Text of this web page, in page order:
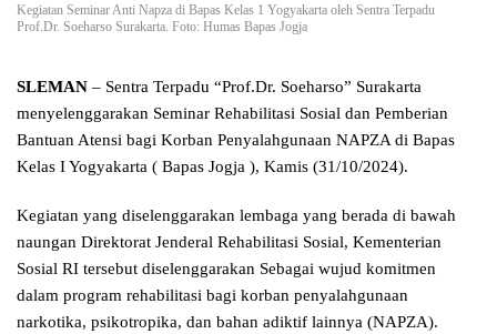
Kegiatan Seminar Anti Napza di Bapas Kelas 1 Yogyakarta oleh Sentra Terpadu
Prof.Dr. Soeharso Surakarta. Foto: Humas Bapas Jogja
SLEMAN – Sentra Terpadu “Prof.Dr. Soeharso” Surakarta
menyelenggarakan Seminar Rehabilitasi Sosial dan Pemberian
Bantuan Atensi bagi Korban Penyalahgunaan NAPZA di Bapas
Kelas I Yogyakarta ( Bapas Jogja ), Kamis (31/10/2024).
Kegiatan yang diselenggarakan lembaga yang berada di bawah
naungan Direktorat Jenderal Rehabilitasi Sosial, Kementerian
Sosial RI tersebut diselenggarakan Sebagai wujud komitmen
dalam program rehabilitasi bagi korban penyalahgunaan
narkotika, psikotropika, dan bahan adiktif lainnya (NAPZA).